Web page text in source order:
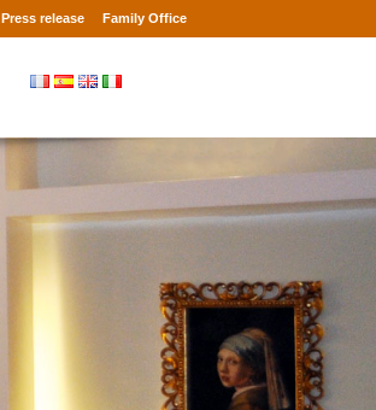
Press release Family Office